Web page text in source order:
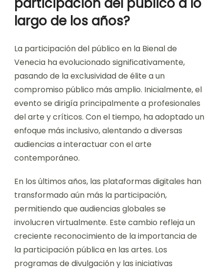
participación del público a lo
largo de los años?
La participación del público en la Bienal de
Venecia ha evolucionado significativamente,
pasando de la exclusividad de élite a un
compromiso público más amplio. Inicialmente, el
evento se dirigía principalmente a profesionales
del arte y críticos. Con el tiempo, ha adoptado un
enfoque más inclusivo, alentando a diversas
audiencias a interactuar con el arte
contemporáneo.
En los últimos años, las plataformas digitales han
transformado aún más la participación,
permitiendo que audiencias globales se
involucren virtualmente. Este cambio refleja un
creciente reconocimiento de la importancia de
la participación pública en las artes. Los
programas de divulgación y las iniciativas